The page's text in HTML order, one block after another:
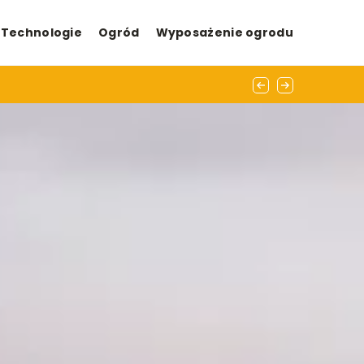
Technologie Ogród Wyposażenie ogrodu